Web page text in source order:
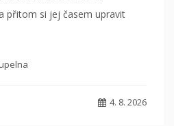
přitom si jej časem upravit
4. 8. 2026